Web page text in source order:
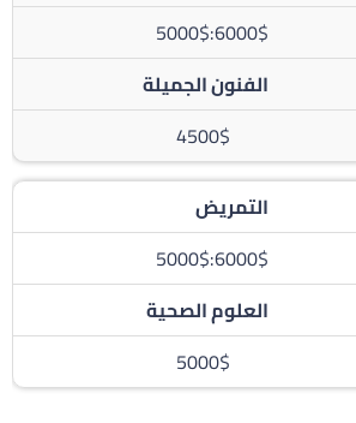
6000$:5000$
الفنون الجميلة
التمريض
6000$:5000$
العلوم الصحية